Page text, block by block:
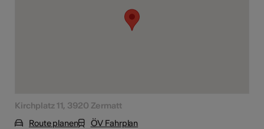
Kirchplatz 11, 3920 Zermatt
Route planen
ÖV Fahrplan